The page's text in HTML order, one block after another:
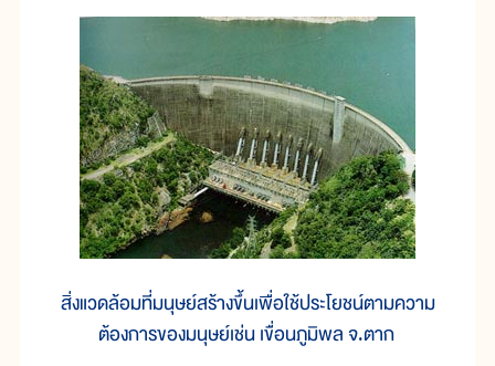
สิ่งแวดล้อมที่มนุษย์สร้างขึ้นเพื่อใช้ประโยชน์ตามความ
ต้องการของมนุษย์เช่น เขื่อนภูมิพล จ.ตาก